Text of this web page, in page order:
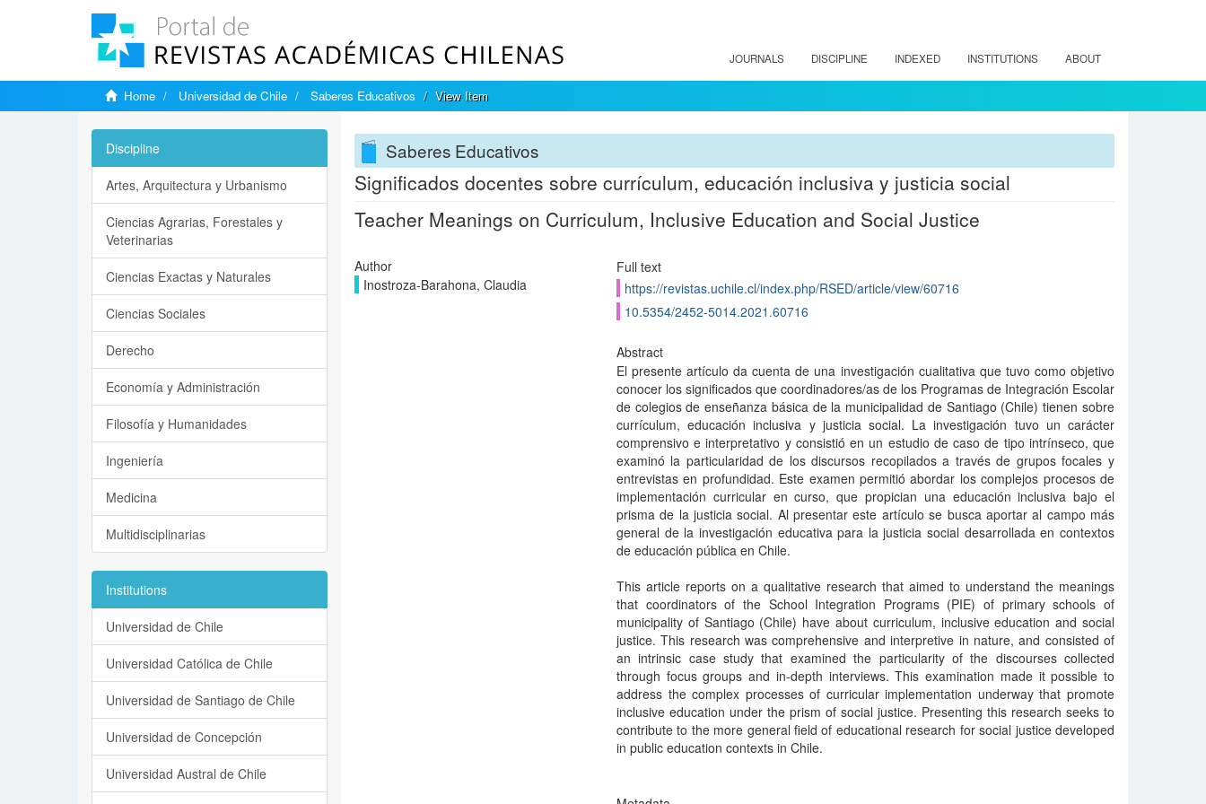
JOURNALS DISCIPLINE INDEXED INSTITUTIONS ABOUT
Home Universidad de Chile Saberes Educativos View Item
Saberes Educativos
Significados docentes sobre currículum, educación inclusiva y justicia social
Teacher Meanings on Curriculum, Inclusive Education and Social Justice
Author
Inostroza-Barahona, Claudia
Full text
https://revistas.uchile.cl/index.php/RSED/article/view/60716
10.5354/2452-5014.2021.60716
Abstract
El presente artículo da cuenta de una investigación cualitativa que tuvo como objetivo
conocer los significados que coordinadores/as de los Programas de Integración Escolar
de colegios de enseñanza básica de la municipalidad de Santiago (Chile) tienen sobre
currículum, educación inclusiva y justicia social. La investigación tuvo un carácter
comprensivo e interpretativo y consistió en un estudio de caso de tipo intrínseco, que
examinó la particularidad de los discursos recopilados a través de grupos focales y
entrevistas en profundidad. Este examen permitió abordar los complejos procesos de
implementación curricular en curso, que propician una educación inclusiva bajo el
prisma de la justicia social. Al presentar este artículo se busca aportar al campo más
general de la investigación educativa para la justicia social desarrollada en contextos
de educación pública en Chile.
This article reports on a qualitative research that aimed to understand the meanings
that coordinators of the School Integration Programs (PIE) of primary schools of
municipality of Santiago (Chile) have about curriculum, inclusive education and social
justice. This research was comprehensive and interpretive in nature, and consisted of
an intrinsic case study that examined the particularity of the discourses collected
through focus groups and in-depth interviews. This examination made it possible to
address the complex processes of curricular implementation underway that promote
inclusive education under the prism of social justice. Presenting this research seeks to
contribute to the more general field of educational research for social justice developed
in public education contexts in Chile.
Discipline
Artes, Arquitectura y Urbanismo
Ciencias Agrarias, Forestales y
Veterinarias
Ciencias Exactas y Naturales
Ciencias Sociales
Derecho
Economía y Administración
Filosofía y Humanidades
Ingeniería
Medicina
Multidisciplinarias
Institutions
Universidad de Chile
Universidad Católica de Chile
Universidad de Santiago de Chile
Universidad de Concepción
Universidad Austral de Chile